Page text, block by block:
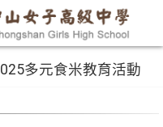
多元食米教育活動